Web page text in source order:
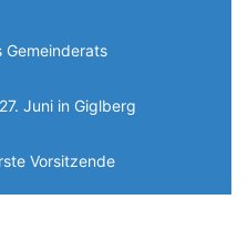
Gemeinderats
Juni in Giglberg
Vorsitzende